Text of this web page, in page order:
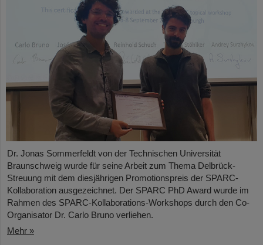
Dr. Jonas Sommerfeldt von der Technischen Universität
Braunschweig wurde für seine Arbeit zum Thema Delbrück-
Streuung mit dem diesjährigen Promotionspreis der SPARC-
Kollaboration ausgezeichnet. Der SPARC PhD Award wurde im
Rahmen des SPARC-Kollaborations-Workshops durch den Co-
Organisator Dr. Carlo Bruno verliehen.
Mehr »